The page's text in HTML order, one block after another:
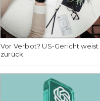
Vor Verbot? US-Gericht
zurück